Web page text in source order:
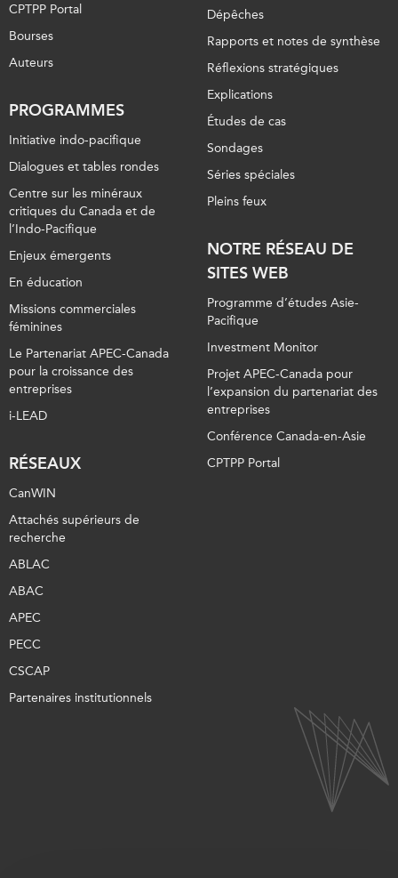
CPTPP Portal
Bourses
Auteurs
PROGRAMMES
Initiative indo-pacifique
Dialogues et tables rondes
Centre sur les minéraux
critiques du Canada et de
l’Indo-Pacifique
Enjeux émergents
En éducation
Missions commerciales
féminines
Le Partenariat APEC-Canada
pour la croissance des
entreprises
i-LEAD
RÉSEAUX
CanWIN
Attachés supérieurs de
recherche
ABLAC
ABAC
APEC
PECC
CSCAP
Partenaires institutionnels
Dépêches
Rapports et notes de synthèse
Réflexions stratégiques
Explications
Études de cas
Sondages
Séries spéciales
Pleins feux
NOTRE RÉSEAU DE
SITES WEB
Programme d’études Asie-
Pacifique
Investment Monitor
Projet APEC-Canada pour
l’expansion du partenariat des
entreprises
Conférence Canada-en-Asie
CPTPP Portal